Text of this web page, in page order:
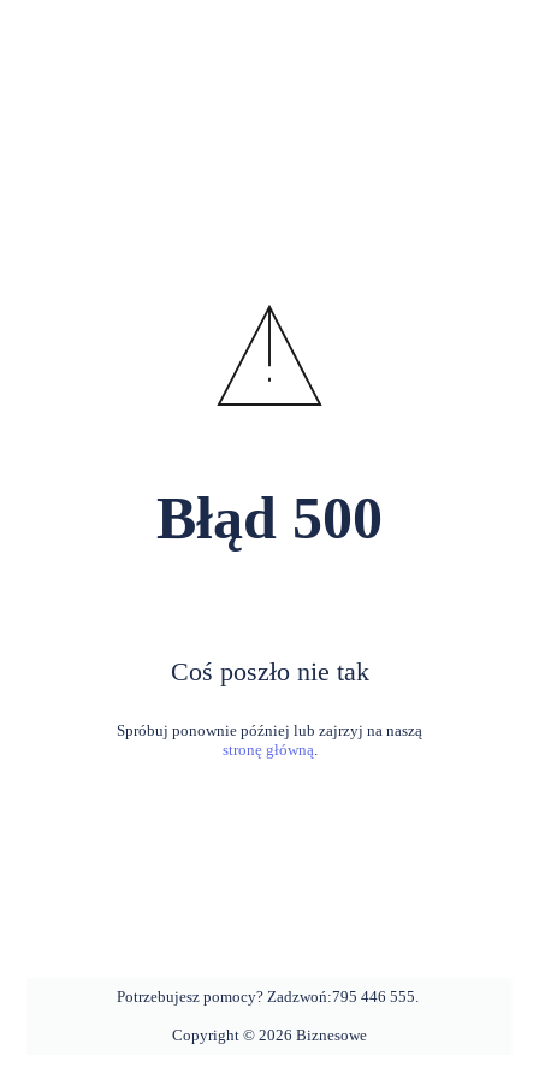
Błąd 500
Coś poszło nie tak
stronę główną.
Potrzebujesz pomocy? Zadzwoń:795 446 555.
Copyright © 2026 Biznesowe